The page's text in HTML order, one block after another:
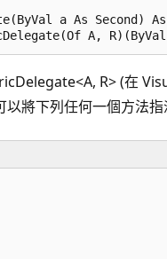
a As Second)
R> (在
將下列任何一個方法指